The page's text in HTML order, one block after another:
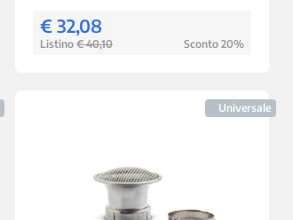
€ 32,08
Listino € 40,10 Sconto 20%
Universale